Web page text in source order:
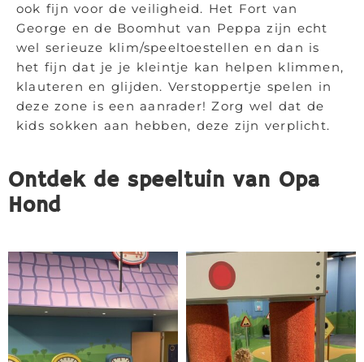
ook fijn voor de veiligheid. Het Fort van
George en de Boomhut van Peppa zijn echt
wel serieuze klim/speeltoestellen en dan is
het fijn dat je je kleintje kan helpen klimmen,
klauteren en glijden. Verstoppertje spelen in
deze zone is een aanrader! Zorg wel dat de
kids sokken aan hebben, deze zijn verplicht.
Ontdek de speeltuin van Opa
Hond